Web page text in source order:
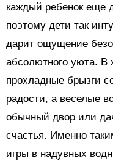
каждый ребенок еще
поэтому дети так
дарит ощущение
абсолютного уюта. В
прохладные брызги
радости, а веселые
обычный двор или
счастья. Именно
игры в надувных